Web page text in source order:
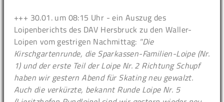
+++ 30.01. um 08:15 Uhr - ein Auszug des
Loipenberichts des DAV Hersbruck zu den Waller-
Loipen vom gestrigen Nachmittag: "Die
Kirschgartenrunde, die Sparkassen-Familien-Loipe (Nr.
1) und der erste Teil der Loipe Nr. 2 Richtung Schupf
haben wir gestern Abend für Skating neu gewalzt.
Auch die verkürzte, bekannt Runde Loipe Nr. 5